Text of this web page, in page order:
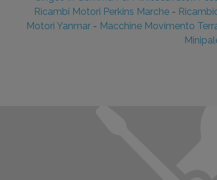
Ricambi Motori Perkins Marche-
Motori Yanmar - Macchine Movimento